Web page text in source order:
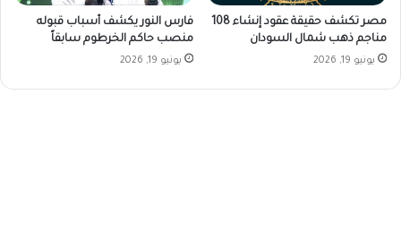
مصر تكشف حقيقة عقود إنشاء 108
مناجم ذهب شمال السودان
يونيو 19, 2026
فارس النور يكشف أسباب قبوله
منصب حاكم الخرطوم سابقاً
يونيو 19, 2026